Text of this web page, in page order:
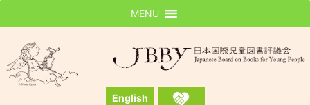
JBBY
English
MENU